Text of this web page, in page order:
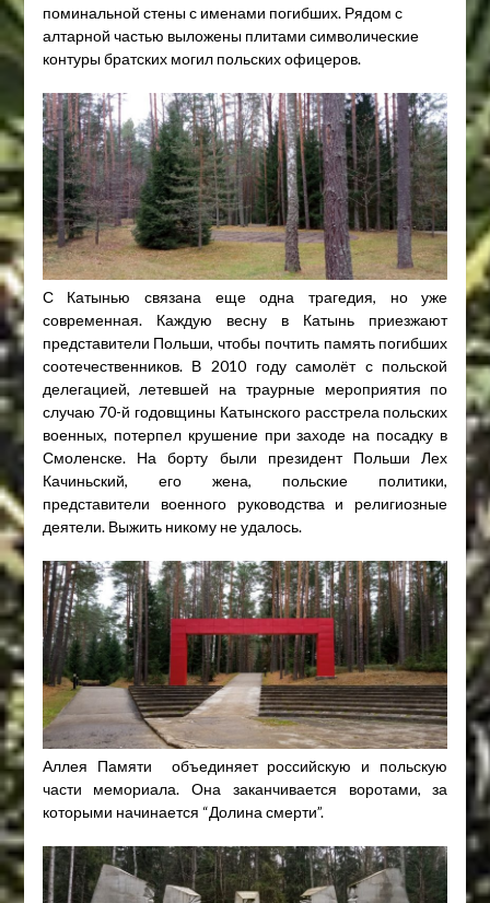
поминальной стены с именами погибших. Рядом с
алтарной частью выложены плитами символические
контуры братских могил польских офицеров.
С Катынью связана еще одна трагедия, но уже
современная. Каждую весну в Катынь приезжают
представители Польши, чтобы почтить память погибших
соотечественников. В 2010 году самолёт с польской
делегацией, летевшей на траурные мероприятия по
случаю 70-й годовщины Катынского расстрела польских
военных, потерпел крушение при заходе на посадку в
Смоленске. На борту были президент Польши Лех
Качиньский, его жена, польские политики,
представители военного руководства и религиозные
деятели. Выжить никому не удалось.
Аллея Памяти объединяет российскую и польскую
части мемориала. Она заканчивается воротами, за
которыми начинается “Долина смерти”.